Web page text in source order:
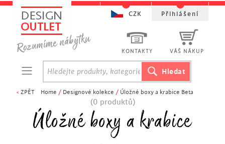
< ZPĚT Home / Designové kolekce / Úložné boxy a krabice Beta
(0 produktů)
Úložné boxy a krabice
KONTAKTY VÁŠ NÁKUP
CZK Přihlášení